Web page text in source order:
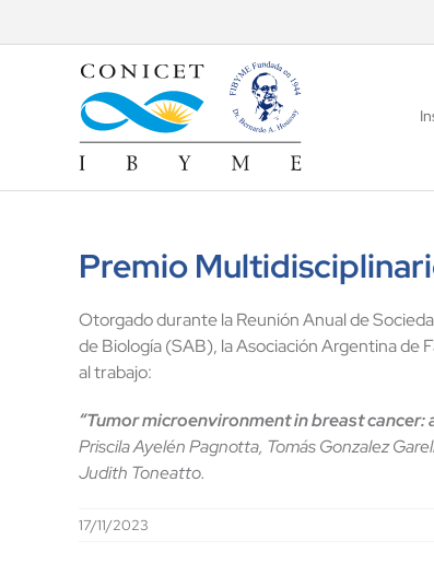
Premio
Otorgado durante la Reunión Anual de
de Biología (SAB), la Asociación Argentina de
al trabajo:
“Tumor microenvironment in breast
Priscila Ayelén Pagnotta, Tomás Gonzalez
Judith Toneatto.
17/11/2023